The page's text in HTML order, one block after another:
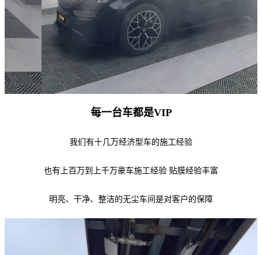
每一台车都是VIP
我们有十几万经济型车的施工经验
也有上百万到上千万豪车施工经验 贴膜经验丰富
明亮、干净、整洁的无尘车间是对客户的保障